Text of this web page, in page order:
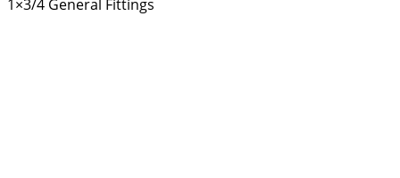
1×3/4 General Fittings